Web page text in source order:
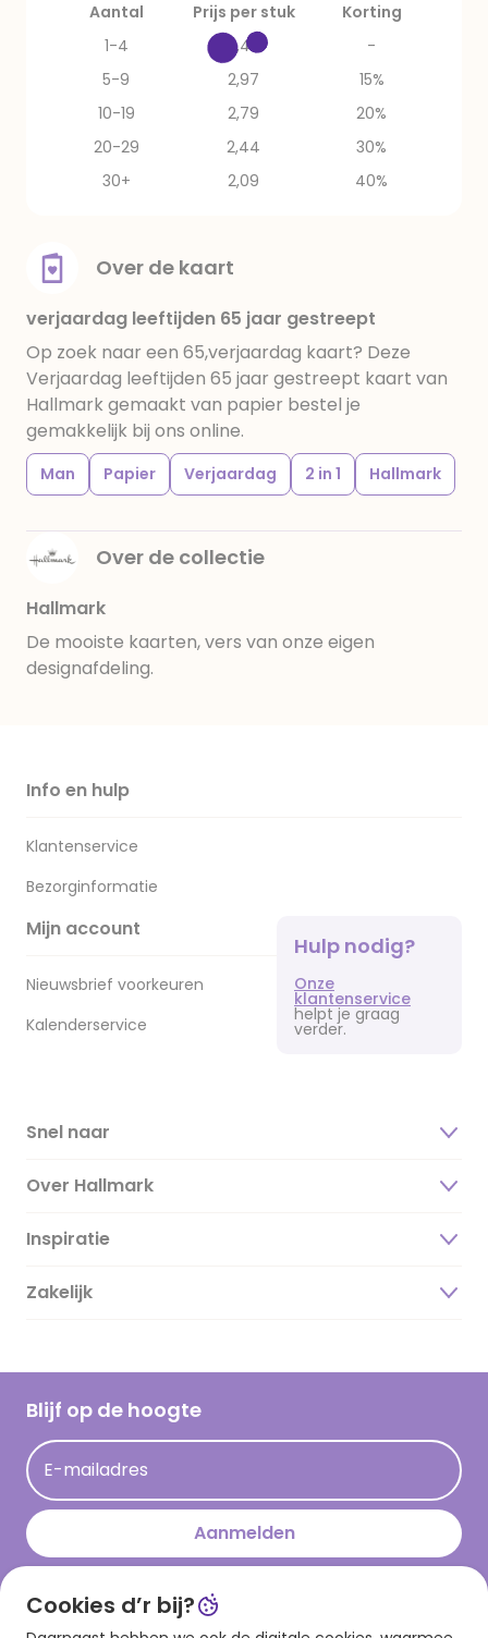
Aantal Prijs per stuk
Korting
1-4
3,49
-
5-9
2,97
15%
10-19
2,79
20%
20-29
2,44
30%
30+
2,09 40%
Over de kaart
verjaardag leeftijden 65 jaar gestreept
Op zoek naar een 65,verjaardag kaart? Deze
Verjaardag leeftijden 65 jaar gestreept kaart van
Hallmark gemaakt van papier bestel je
gemakkelijk bij ons online.
Man Papier Verjaardag 2 in 1 Hallmark
Over de collectie
Hallmark
De mooiste kaarten, vers van onze eigen
designafdeling.
Info en hulp
Klantenservice
Bezorginformatie
Mijn account
Nieuwsbrief voorkeuren
Kalenderservice
Hulp nodig?
Onze
klantenservice
helpt je graag
verder.
Snel naar
Over Hallmark
Over ons
Duurzaamheid
Hallmark Kaartclub
Acties
Persberichten
Inspiratie
Magazine
Cadeau inspiratie
Op kamp gedichten en versjes
Leuke en grappige op kamp teksten
kamppost inspiratie
Zakelijk
Blijf op de hoogte
E-mailadres
Aanmelden
Download onze app
Cookies d’r bij?